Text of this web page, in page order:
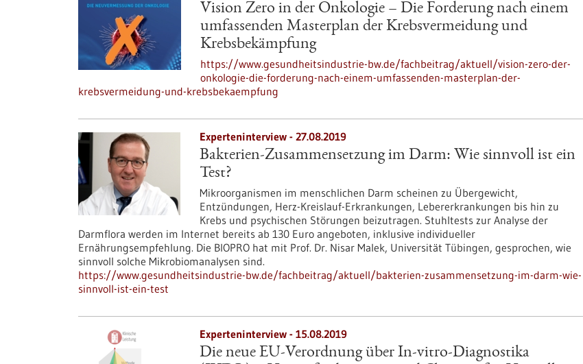
Vision Zero in der Onkologie – Die Forderung nach einem
umfassenden Masterplan der Krebsvermeidung und
Krebsbekämpfung
https://www.gesundheitsindustrie-bw.de/fachbeitrag/aktuell/vision-zero-der-
onkologie-die-forderung-nach-einem-umfassenden-masterplan-der-
krebsvermeidung-und-krebsbekaempfung
Experteninterview - 27.08.2019
Bakterien-Zusammensetzung im Darm: Wie sinnvoll ist ein
Test?
Mikroorganismen im menschlichen Darm scheinen zu Übergewicht,
Entzündungen, Herz-Kreislauf-Erkrankungen, Lebererkrankungen bis hin zu
Krebs und psychischen Störungen beizutragen. Stuhltests zur Analyse der
Darmflora werden im Internet bereits ab 130 Euro angeboten, inklusive individueller
Ernährungsempfehlung. Die BIOPRO hat mit Prof. Dr. Nisar Malek, Universität Tübingen, gesprochen, wie
sinnvoll solche Mikrobiomanalysen sind.
https://www.gesundheitsindustrie-bw.de/fachbeitrag/aktuell/bakterien-zusammensetzung-im-darm-wie-
sinnvoll-ist-ein-test
Experteninterview - 15.08.2019
Die neue EU-Verordnung über In-vitro-Diagnostika